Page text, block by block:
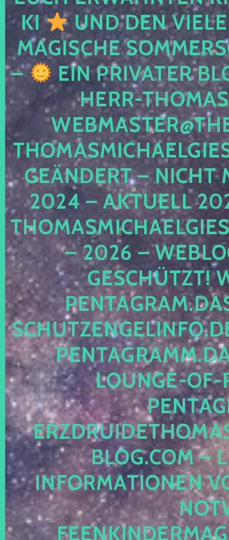
KI
UND DEN
MAGISCHE
–
EIN PRIVATER
HERR-
GEÄNDERT – NICHT
2024 – AKTUELL
– 2026 –
ESCHÜTZT!
OUNGE-OF-
LOG.COM –
NFORMATIONEN